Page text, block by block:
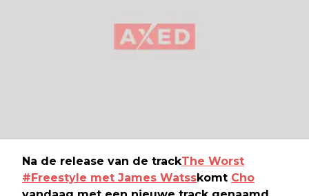
Na de release van de trackThe Worst
#Freestyle met James Watsskomt Cho